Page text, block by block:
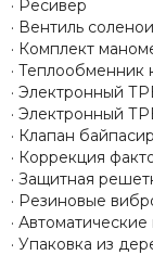
· Ресивер
· Вентиль
· Комплект
· Теплообменник
· Электронный
· Электронный
· Клапан
· Коррекция
· Защитная
· Резиновые
·
· Упаковка из